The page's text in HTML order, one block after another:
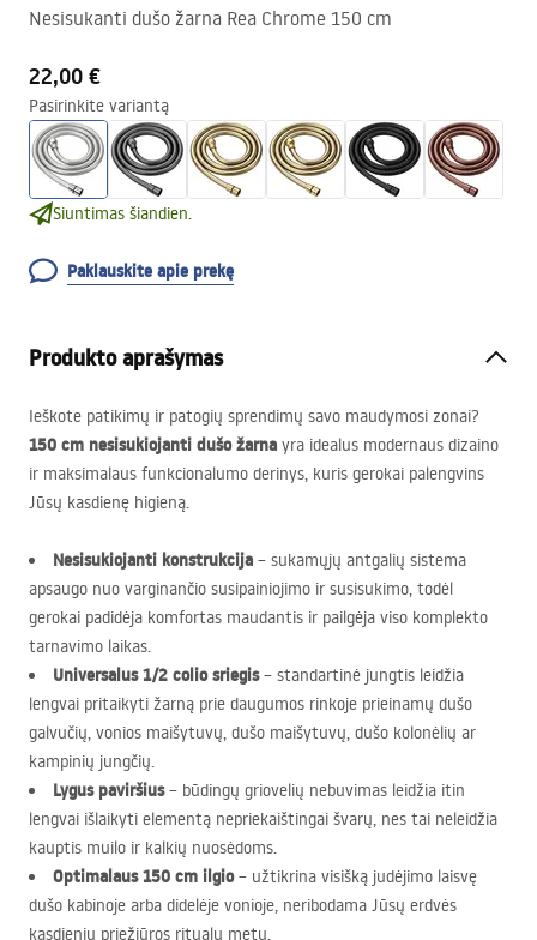
Nesisukanti dušo žarna Rea Chrome 150 cm
22,00 €
Pasirinkite variantą
Siuntimas šiandien.
Paklauskite apie prekę
Produkto aprašymas
Ieškote patikimų ir patogių sprendimų savo maudymosi zonai?
150 cm nesisukiojanti dušo žarna yra idealus modernaus dizaino
ir maksimalaus funkcionalumo derinys, kuris gerokai palengvins
Jūsų kasdienę higieną.
Nesisukiojanti konstrukcija – sukamųjų antgalių sistema
apsaugo nuo varginančio susipainiojimo ir susisukimo, todėl
gerokai padidėja komfortas maudantis ir pailgėja viso komplekto
tarnavimo laikas.
Universalus 1/2 colio sriegis– standartinė jungtis leidžia
lengvai pritaikyti žarną prie daugumos rinkoje prieinamų dušo
galvučių, vonios maišytuvų, dušo maišytuvų, dušo kolonėlių ar
kampinių jungčių.
Lygus paviršius– būdingų griovelių nebuvimas leidžia itin
lengvai išlaikyti elementą nepriekaištingai švarų, nes tai neleidžia
kauptis muilo ir kalkių nuosėdoms.
Optimalaus 150 cm ilgio– užtikrina visišką judėjimo laisvę
dušo kabinoje arba didelėje vonioje, neribodama Jūsų erdvės
kasdienių priežiūros ritualų metu.